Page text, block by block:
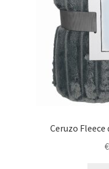
Ceruzo Fleece
€